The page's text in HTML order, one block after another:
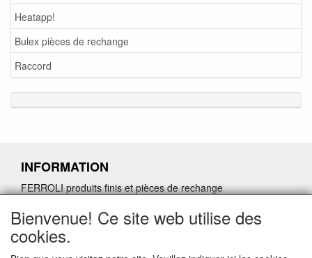
Heatapp!
Bulex pièces de rechange
Raccord
INFORMATION
FERROLI produits finis et pièces de rechange
Demander un lien d'annulation
Bienvenue! Ce site web utilise des
cookies.